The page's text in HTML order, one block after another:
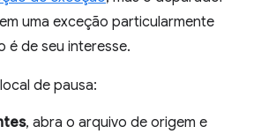
uma exceção particularmente
é de seu interesse.
de pausa:
, abra o arquivo de origem e